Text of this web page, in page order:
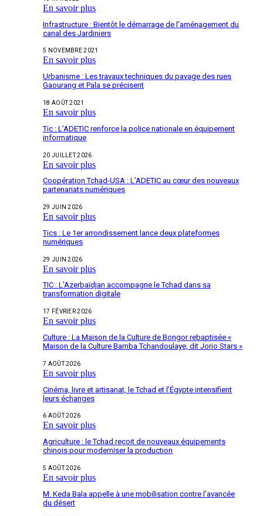
En savoir plus
Infrastructure : Bientôt le démarrage de l’aménagement du
canal des Jardiniers
5 NOVEMBRE 2021
En savoir plus
Urbanisme : Les travaux techniques du pavage des rues
Gaourang et Pala se précisent
18 AOÛT 2021
En savoir plus
Tic : L’ADETIC renforce la police nationale en équipement
informatique
20 JUILLET 2026
En savoir plus
Coopération Tchad-USA : L’ADETIC au cœur des nouveaux
partenariats numériques
29 JUIN 2026
En savoir plus
Tics : Le 1er arrondissement lance deux plateformes
numériques
29 JUIN 2026
En savoir plus
TIC : L’Azerbaïdjan accompagne le Tchad dans sa
transformation digitale
17 FÉVRIER 2026
En savoir plus
Culture : La Maison de la Culture de Bongor rebaptisée «
Maison de la Culture Bamba Tchandoulaye, dit Jorio Stars »
7 AOÛT 2026
En savoir plus
Cinéma, livre et artisanat, le Tchad et l’Égypte intensifient
leurs échanges
6 AOÛT 2026
En savoir plus
Agriculture : le Tchad reçoit de nouveaux équipements
chinois pour moderniser la production
5 AOÛT 2026
En savoir plus
M. Keda Bala appelle à une mobilisation contre l’avancée
du désert